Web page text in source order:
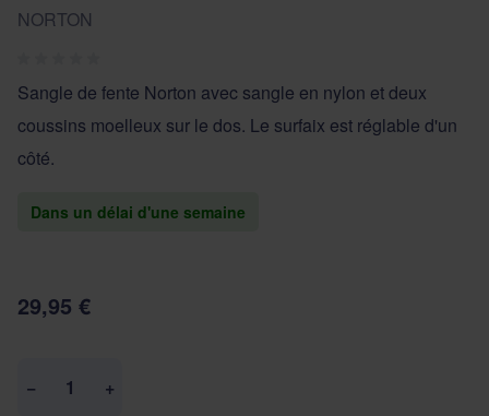
NORTON
Sangle de fente Norton avec sangle en nylon et deux
coussins moelleux sur le dos. Le surfaix est réglable d'un
côté.
Dans un délai d'une semaine
29,95 €
− +